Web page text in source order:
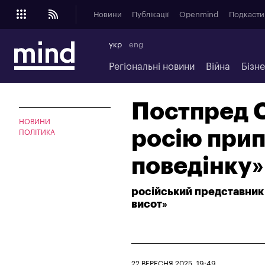
Новини Публікації Openmind Подкасти
укр eng
Регіональні новини Війна
НОВИНИ
ПОЛІТИКА
Постпред
росію
поведінку»
російський
висот»